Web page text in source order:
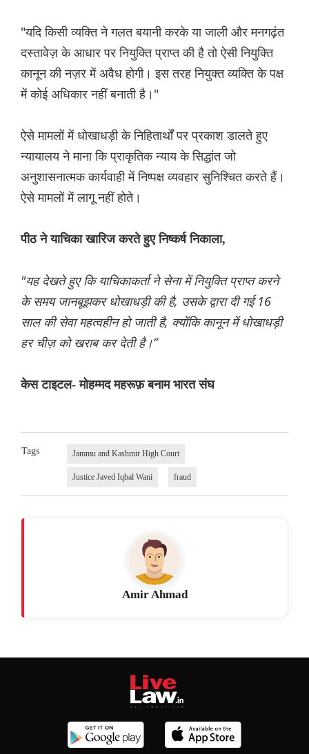
"यदि किसी व्यक्ति ने गलत बयानी करके या जाली और मनगढ़ंत
दस्तावेज़ के आधार पर नियुक्ति प्राप्त की है तो ऐसी नियुक्ति
कानून की नज़र में अवैध होगी। इस तरह नियुक्त व्यक्ति के पक्ष
में कोई अधिकार नहीं बनाती है।"
ऐसे मामलों में धोखाधड़ी के निहितार्थों पर प्रकाश डालते हुए
न्यायालय ने माना कि प्राकृतिक न्याय के सिद्धांत जो
अनुशासनात्मक कार्यवाही में निष्पक्ष व्यवहार सुनिश्चित करते हैं।
ऐसे मामलों में लागू नहीं होते।
पीठ ने याचिका खारिज करते हुए निष्कर्ष निकाला,
"यह देखते हुए कि याचिकाकर्ता ने सेना में नियुक्ति प्राप्त करने
के समय जानबूझकर धोखाधड़ी की है, उसके द्वारा दी गई 16
साल की सेवा महत्वहीन हो जाती है, क्योंकि कानून में धोखाधड़ी
हर चीज़ को खराब कर देती है।”
केस टाइटल- मोहम्मद महरूफ़ बनाम भारत संघ
Tags Jammu and Kashmir High Court
Justice Javed Iqbal Wani fraud
Amir Ahmad